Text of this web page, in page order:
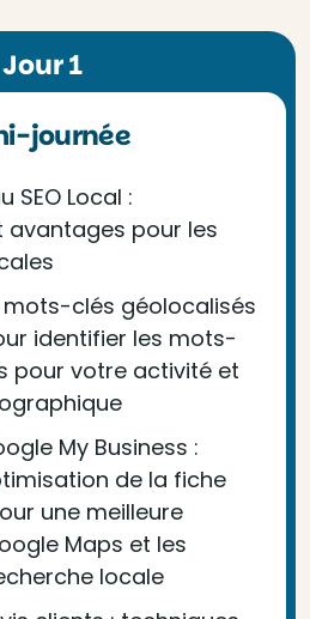
Jour 1
journée
SEO Local :
pour les
mots-clés géolocalisés
identifier les mots-
pour votre activité et
My Business :
de la fiche
une meilleure
Maps et les
locale